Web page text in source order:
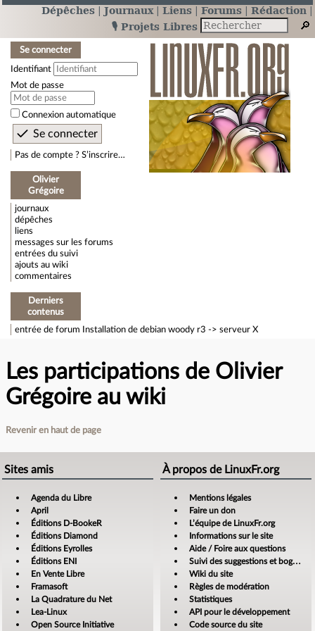
Dépêches Journaux Liens Forums
Rédaction
🎙️ Projets Libres
Se connecter
Identifiant
Mot de passe
Connexion automatique
Pas de compte ? S’inscrire…
Olivier
Grégoire
journaux
dépêches
liens
messages sur les forums
entrées du suivi
ajouts au wiki
commentaires
Derniers
contenus
entrée de forum Installation de debian woody r3 -> serveur X
Les participations de Olivier
Grégoire au wiki
Revenir en haut de page
Sites amis
Agenda du Libre
April
Éditions D-BookeR
Éditions Diamond
Éditions Eyrolles
Éditions ENI
En Vente Libre
Framasoft
La Quadrature du Net
Lea-Linux
Open Source Initiative
À propos de LinuxFr.org
Mentions légales
Faire un don
L’équipe de LinuxFr.org
Informations sur le site
Aide / Foire aux questions
Suivi des suggestions et bogues
Wiki du site
Règles de modération
Statistiques
API pour le développement
Code source du site